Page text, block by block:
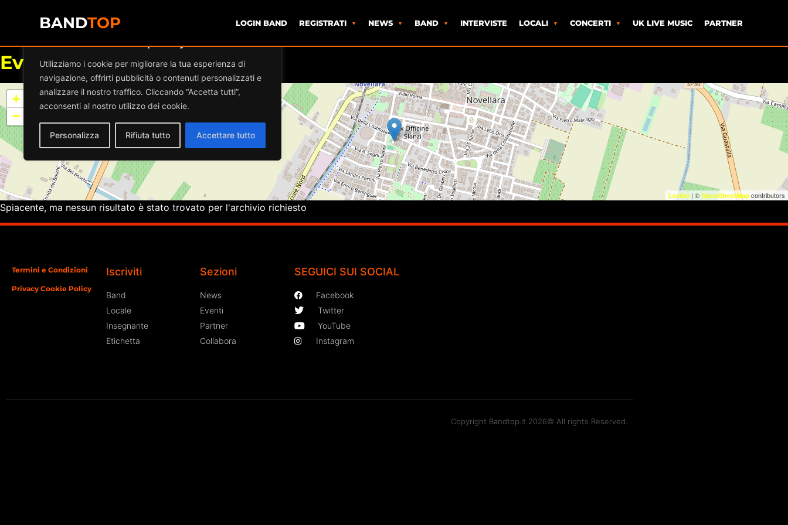
Utilizziamo i cookie per migliorare la tua esperienza di
navigazione, offrirti pubblicità o contenuti personalizzati e
analizzare il nostro traffico. Cliccando “Accetta tutti”,
acconsenti al nostro utilizzo dei cookie.
Personalizza Rifiuta tutto Accettare tutto
BANDTOP LOGIN BAND REGISTRATI NEWS BAND INTERVISTE LOCALI CONCERTI UK LIVE MUSIC PARTNER
Eventi aDON DIVINO
+
−
Leaflet | © OpenStreetMap contributors
Spiacente, ma nessun risultato è stato trovato per l'archivio richiesto
Termini e Condizioni
Privacy Cookie Policy
Iscriviti
Band
Locale
Insegnante
Etichetta
Sezioni
News
Eventi
Partner
Collabora
SEGUICI SUI SOCIAL
Facebook
Twitter
YouTube
Instagram
Copyright Bandtop.it 2026© All rights Reserved.